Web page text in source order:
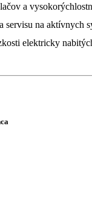
a
servisu na aktívnych
elektricky